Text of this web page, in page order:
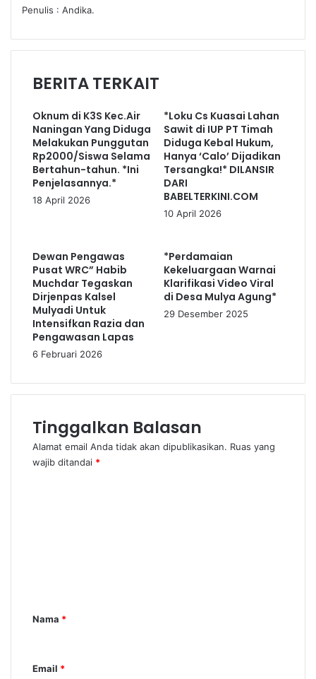
Penulis : Andika.
BERITA TERKAIT
Oknum di K3S Kec.Air
Naningan Yang Diduga
Melakukan Punggutan
Rp2000/Siswa Selama
Bertahun-tahun. *Ini
Penjelasannya.*
18 April 2026
*Loku Cs Kuasai Lahan
Sawit di IUP PT Timah
Diduga Kebal Hukum,
Hanya ‘Calo’ Dijadikan
Tersangka!* DILANSIR
DARI
BABELTERKINI.COM
10 April 2026
Dewan Pengawas
Pusat WRC” Habib
Muchdar Tegaskan
Dirjenpas Kalsel
Mulyadi Untuk
Intensifkan Razia dan
Pengawasan Lapas
6 Februari 2026
*Perdamaian
Kekeluargaan Warnai
Klarifikasi Video Viral
di Desa Mulya Agung*
29 Desember 2025
Tinggalkan Balasan
Alamat email Anda tidak akan dipublikasikan. Ruas yang
wajib ditandai *
a
Nama *
Email *